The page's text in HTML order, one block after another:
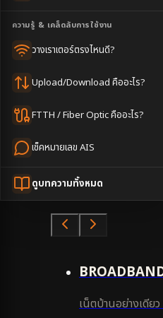
ความรู้ & เคล็ดลับการใช้งาน
วางเราเตอร์ตรงไหนดี?
Upload/Download คืออะไร?
FTTH / Fiber Optic คืออะไร?
เช็คหมายเลข AIS
ดูบทความทั้งหมด
หน้าหลัก
3BB ใกล้ฉัน
แพ็กเกจแนะนำ
แพ็กเกจแนะนำ
เลือกแพ็กเกจเน็ตบ้าน
เน็ตบ้านอย่างเดี